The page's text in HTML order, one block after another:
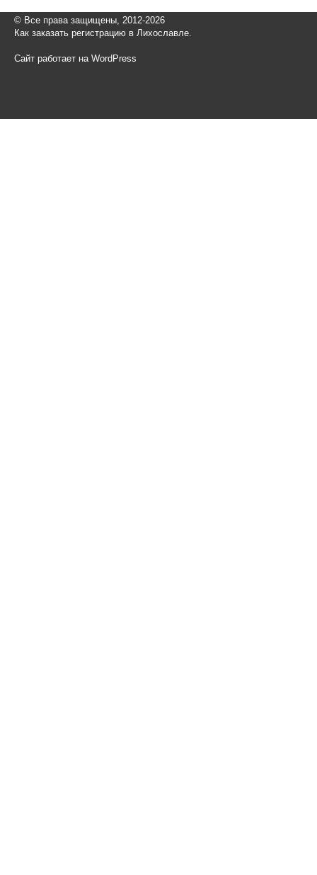
© Все права защищены, 2012-2026
Как заказать регистрацию в Лихославле.
Сайт работает на WordPress